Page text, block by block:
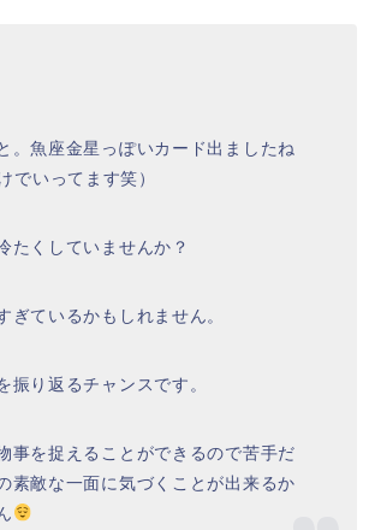
。魚座金星っぽいカード出ましたね
でいってます笑）
たくしていませんか？
ぎているかもしれません。
振り返るチャンスです。
事を捉えることができるので苦手だ
素敵な一面に気づくことが出来るか